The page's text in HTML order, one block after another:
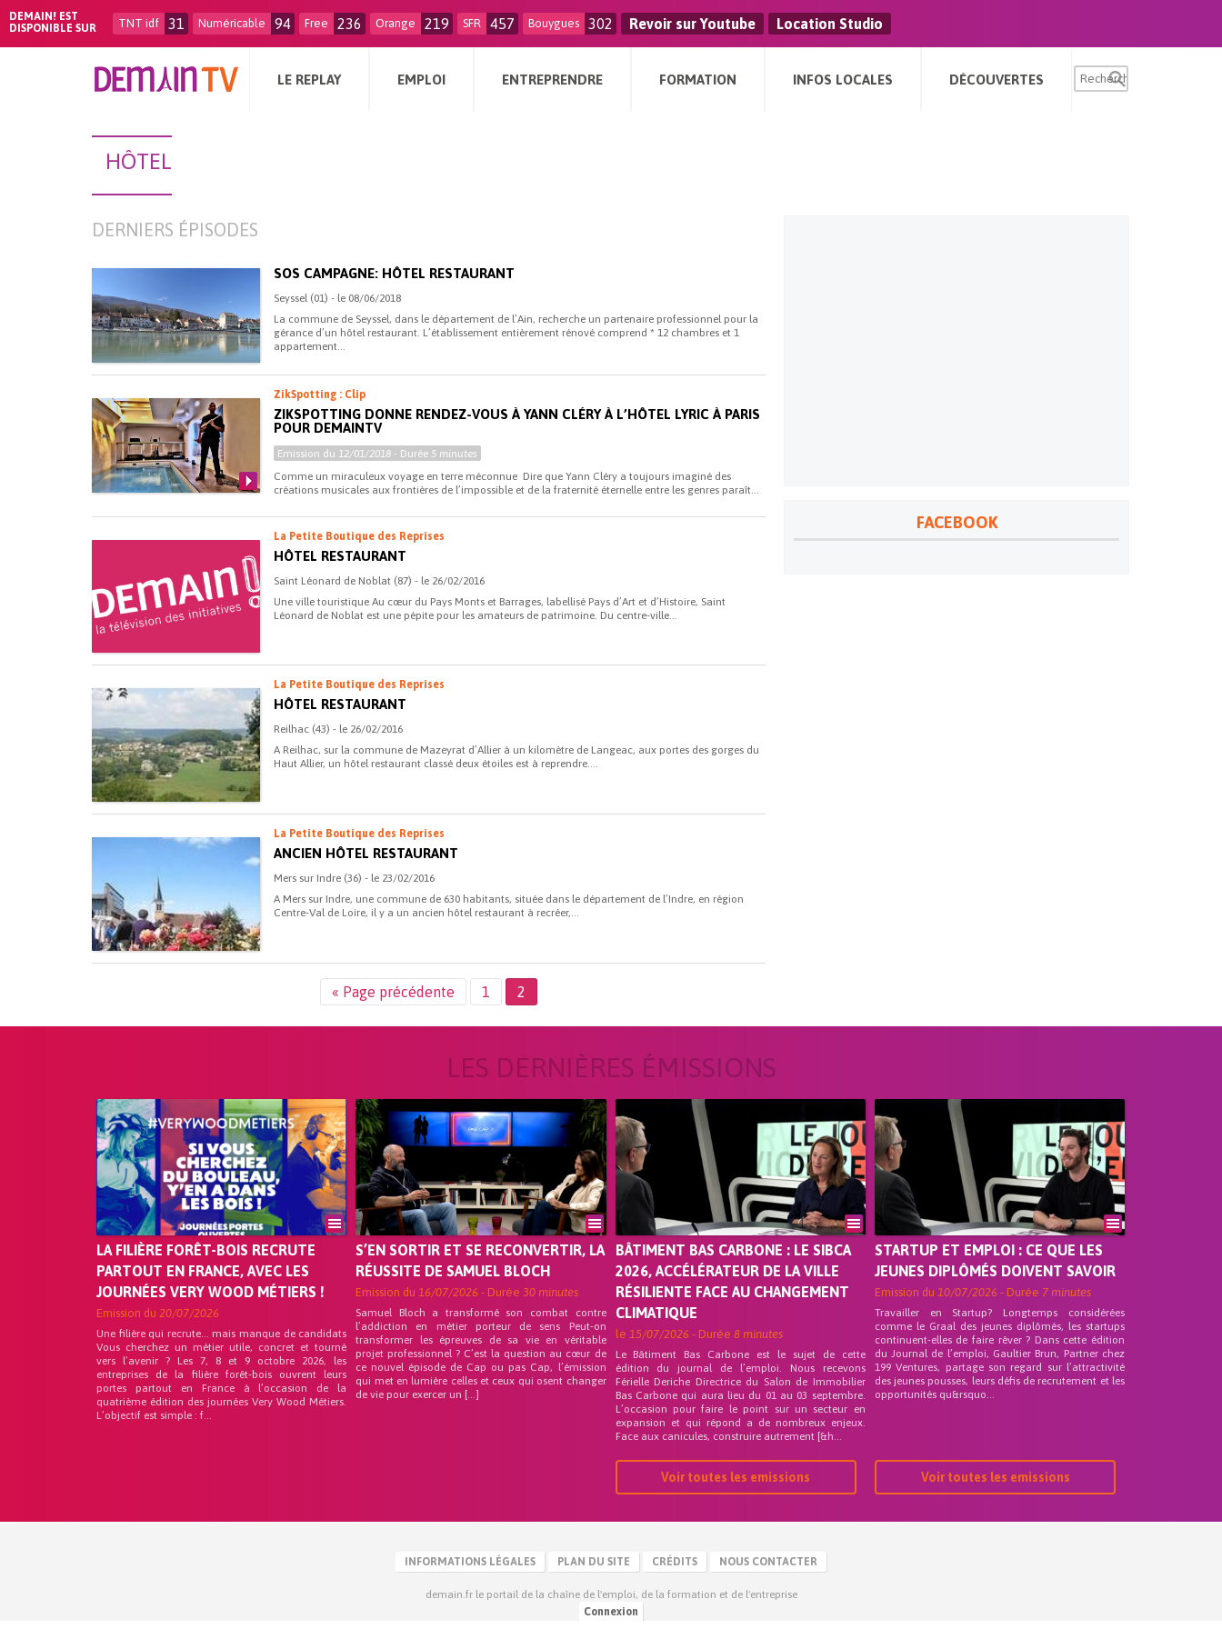
DEMAIN! EST
DISPONIBLE SUR
TNT idf 31 Numéricable 94 Free 236 Orange 219 SFR 457 Bouygues 302 Revoir sur Youtube Location Studio
LE REPLAY EMPLOI ENTREPRENDRE FORMATION INFOS LOCALES DÉCOUVERTES
HÔTEL
DERNIERS ÉPISODES
SOS CAMPAGNE: HÔTEL RESTAURANT
Seyssel (01) - le 08/06/2018
La commune de Seyssel, dans le département de l’Ain, recherche un partenaire professionnel pour la
gérance d’un hôtel restaurant. L’établissement entièrement rénové comprend * 12 chambres et 1
appartement...
ZikSpotting : Clip
ZIKSPOTTING DONNE RENDEZ-VOUS À YANN CLÉRY À L’HÔTEL LYRIC À PARIS
POUR DEMAINTV
Emission du12/01/2018 - Durée 5 minutes
Comme un miraculeux voyage en terre méconnue Dire que Yann Cléry a toujours imaginé des
créations musicales aux frontières de l’impossible et de la fraternité éternelle entre les genres paraît...
La Petite Boutique des Reprises
HÔTEL RESTAURANT
Saint Léonard de Noblat (87) - le 26/02/2016
Une ville touristique Au cœur du Pays Monts et Barrages, labellisé Pays d’Art et d’Histoire, Saint
Léonard de Noblat est une pépite pour les amateurs de patrimoine. Du centre-ville...
La Petite Boutique des Reprises
HÔTEL RESTAURANT
Reilhac (43) - le 26/02/2016
A Reilhac, sur la commune de Mazeyrat d’Allier à un kilomètre de Langeac, aux portes des gorges du
Haut Allier, un hôtel restaurant classé deux étoiles est à reprendre....
La Petite Boutique des Reprises
ANCIEN HÔTEL RESTAURANT
Mers sur Indre (36) - le 23/02/2016
A Mers sur Indre, une commune de 630 habitants, située dans le département de l’Indre, en région
Centre-Val de Loire, il y a un ancien hôtel restaurant à recréer,...
« Page précédente 1 2
FACEBOOK
LES DERNIÈRES ÉMISSIONS
LA FILIÈRE FORÊT-BOIS RECRUTE
PARTOUT EN FRANCE, AVEC LES
JOURNÉES VERY WOOD MÉTIERS !
Emission du 20/07/2026
Une filière qui recrute… mais manque de candidats
Vous cherchez un métier utile, concret et tourné
vers l’avenir ? Les 7, 8 et 9 octobre 2026, les
entreprises de la filière forêt-bois ouvrent leurs
portes partout en France à l’occasion de la
quatrième édition des journées Very Wood Métiers.
L’objectif est simple : f...
S’EN SORTIR ET SE RECONVERTIR, LA
RÉUSSITE DE SAMUEL BLOCH
Emission du 16/07/2026 - Durée 30 minutes
Samuel Bloch a transformé son combat contre
l’addiction en métier porteur de sens Peut-on
transformer les épreuves de sa vie en véritable
projet professionnel ? C’est la question au cœur de
ce nouvel épisode de Cap ou pas Cap, l’émission
qui met en lumière celles et ceux qui osent changer
de vie pour exercer un […]
BÂTIMENT BAS CARBONE : LE SIBCA
2026, ACCÉLÉRATEUR DE LA VILLE
RÉSILIENTE FACE AU CHANGEMENT
CLIMATIQUE
le 15/07/2026 - Durée 8 minutes
Le Bâtiment Bas Carbone est le sujet de cette
édition du journal de l’emploi. Nous recevons
Férielle Deriche Directrice du Salon de Immobilier
Bas Carbone qui aura lieu du 01 au 03 septembre.
L’occasion pour faire le point sur un secteur en
expansion et qui répond a de nombreux enjeux.
Face aux canicules, construire autrement [&h...
Voir toutes les emissions
STARTUP ET EMPLOI : CE QUE LES
JEUNES DIPLÔMÉS DOIVENT SAVOIR
Emission du 10/07/2026 - Durée 7 minutes
Travailler en Startup? Longtemps considérées
comme le Graal des jeunes diplômés, les startups
continuent-elles de faire rêver ? Dans cette édition
du Journal de l’emploi, Gaultier Brun, Partner chez
199 Ventures, partage son regard sur l’attractivité
des jeunes pousses, leurs défis de recrutement et les
opportunités qu&rsquo...
Voir toutes les emissions
INFORMATIONS LÉGALES PLAN DU SITE CRÉDITS NOUS CONTACTER
demain.fr le portail de la chaîne de l'emploi, de la formation et de l'entreprise
Connexion